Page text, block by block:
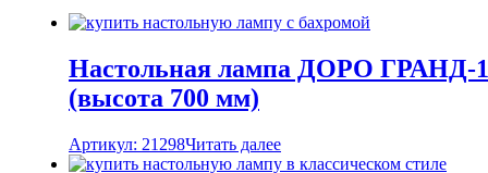
Настольная лампа ДОРО ГРАНД-1
(высота 700 мм)
Артикул: 21298Читать далее